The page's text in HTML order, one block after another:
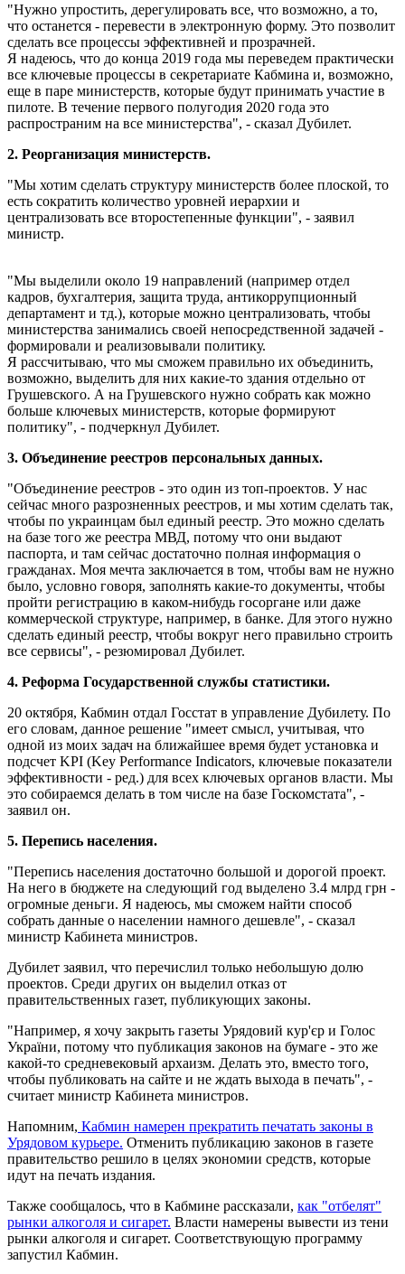
"Нужно упростить, дерегулировать все, что возможно, а то,
что останется - перевести в электронную форму. Это позволит
сделать все процессы эффективней и прозрачней.
Я надеюсь, что до конца 2019 года мы переведем практически
все ключевые процессы в секретариате Кабмина и, возможно,
еще в паре министерств, которые будут принимать участие в
пилоте. В течение первого полугодия 2020 года это
распространим на все министерства", - сказал Дубилет.
2. Реорганизация министерств.
"Мы хотим сделать структуру министерств более плоской, то
есть сократить количество уровней иерархии и
централизовать все второстепенные функции", - заявил
министр.
"Мы выделили около 19 направлений (например отдел
кадров, бухгалтерия, защита труда, антикоррупционный
департамент и тд.), которые можно централизовать, чтобы
министерства занимались своей непосредственной задачей -
формировали и реализовывали политику.
Я рассчитываю, что мы сможем правильно их объединить,
возможно, выделить для них какие-то здания отдельно от
Грушевского. А на Грушевского нужно собрать как можно
больше ключевых министерств, которые формируют
политику", - подчеркнул Дубилет.
3. Объединение реестров персональных данных.
"Объединение реестров - это один из топ-проектов. У нас
сейчас много разрозненных реестров, и мы хотим сделать так,
чтобы по украинцам был единый реестр. Это можно сделать
на базе того же реестра МВД, потому что они выдают
паспорта, и там сейчас достаточно полная информация о
гражданах. Моя мечта заключается в том, чтобы вам не нужно
было, условно говоря, заполнять какие-то документы, чтобы
пройти регистрацию в каком-нибудь госоргане или даже
коммерческой структуре, например, в банке. Для этого нужно
сделать единый реестр, чтобы вокруг него правильно строить
все сервисы", - резюмировал Дубилет.
4. Реформа Государственной службы статистики.
20 октября, Кабмин отдал Госстат в управление Дубилету. По
его словам, данное решение "имеет смысл, учитывая, что
одной из моих задач на ближайшее время будет установка и
подсчет KPI (Key Performance Indicators, ключевые показатели
эффективности - ред.) для всех ключевых органов власти. Мы
это собираемся делать в том числе на базе Госкомстата", -
заявил он.
5. Перепись населения.
"Перепись населения достаточно большой и дорогой проект.
На него в бюджете на следующий год выделено 3.4 млрд грн -
огромные деньги. Я надеюсь, мы сможем найти способ
собрать данные о населении намного дешевле", - сказал
министр Кабинета министров.
Дубилет заявил, что перечислил только небольшую долю
проектов. Среди других он выделил отказ от
правительственных газет, публикующих законы.
"Например, я хочу закрыть газеты Урядовий кур'єр и Голос
України, потому что публикация законов на бумаге - это же
какой-то средневековый архаизм. Делать это, вместо того,
чтобы публиковать на сайте и не ждать выхода в печать", -
считает министр Кабинета министров.
Напомним, Кабмин намерен прекратить печатать законы в
Урядовом курьере. Отменить публикацию законов в газете
правительство решило в целях экономии средств, которые
идут на печать издания.
Также сообщалось, что в Кабмине рассказали, как "отбелят"
рынки алкоголя и сигарет. Власти намерены вывести из тени
рынки алкоголя и сигарет. Соответствующую программу
запустил Кабмин.